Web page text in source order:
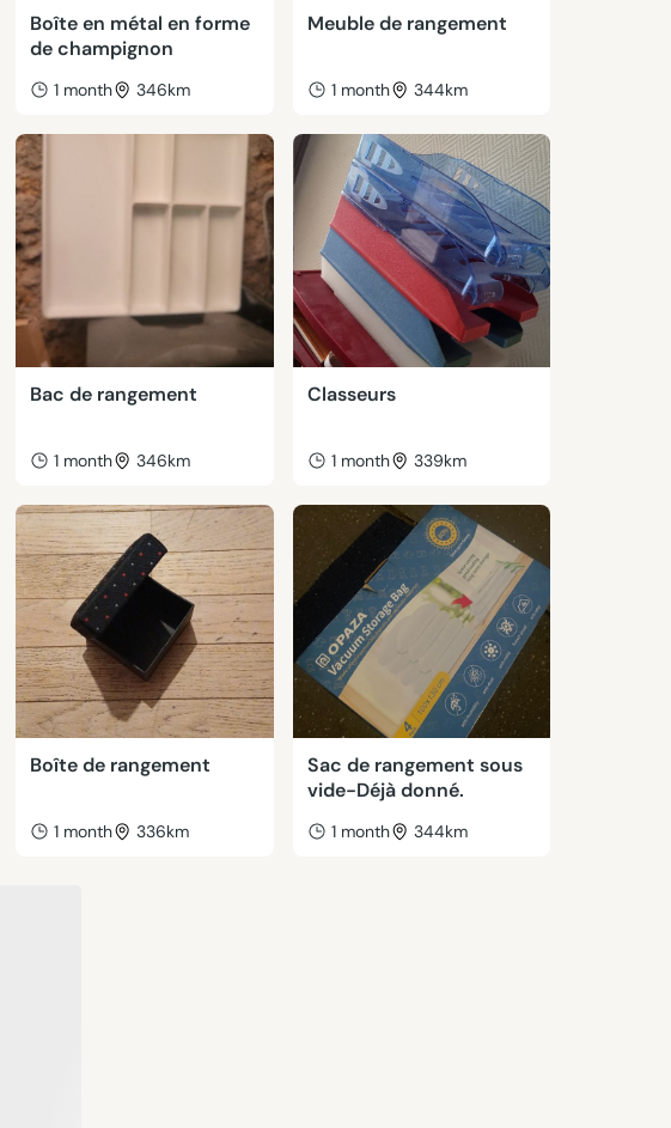
Boîte en métal en forme
de champignon
1 month 346km
Meuble de rangement
1 month 344km
Bac de rangement
1 month 346km
Classeurs
1 month 339km
Boîte de rangement
1 month 336km
Sac de rangement sous
vide-Déjà donné.
1 month 344km